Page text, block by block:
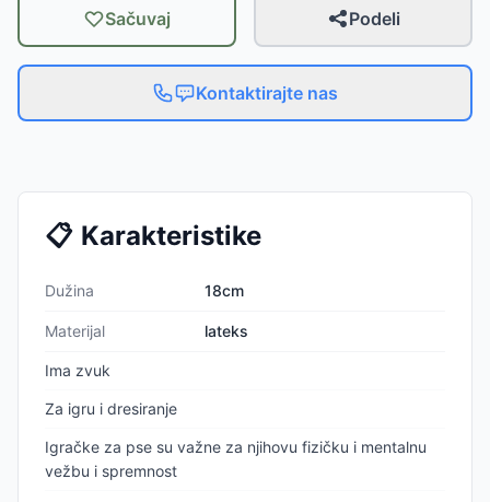
Sačuvaj Podeli
Kontaktirajte nas
📋 Karakteristike
Dužina 18cm
Materijal lateks
Ima zvuk
Za igru i dresiranje
Igračke za pse su važne za njihovu fizičku i mentalnu
vežbu i spremnost